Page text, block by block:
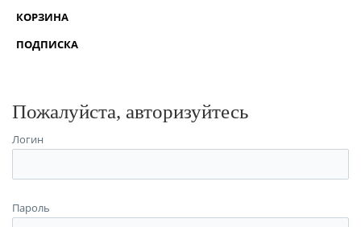
КОРЗИНА
ПОДПИСКА
Пожалуйста, авторизуйтесь
Логин
Пароль